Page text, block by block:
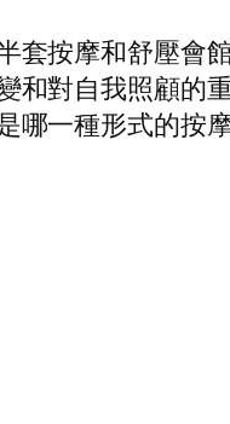
按摩和舒壓會
對自我照顧的
一種形式的按